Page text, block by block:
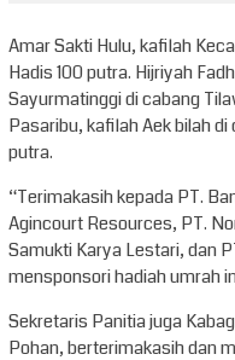
Amar Sakti Hulu, kafilah
Hadis 100 putra. Hijriyah
Sayurmatinggi di cabang
Pasaribu, kafilah Aek bilah
putra.
“Terimakasih kepada PT.
Agincourt Resources, PT.
Samukti Karya Lestari, dan
mensponsori hadiah umrah
Sekretaris Panitia juga
Pohan, berterimakasih dan